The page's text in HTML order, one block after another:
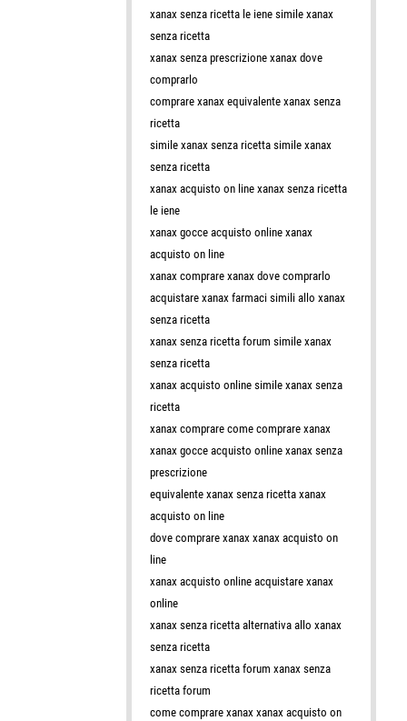
xanax senza ricetta le iene simile xanax
senza ricetta
xanax senza prescrizione xanax dove
comprarlo
comprare xanax equivalente xanax senza
ricetta
simile xanax senza ricetta simile xanax
senza ricetta
xanax acquisto on line xanax senza ricetta
le iene
xanax gocce acquisto online xanax
acquisto on line
xanax comprare xanax dove comprarlo
acquistare xanax farmaci simili allo xanax
senza ricetta
xanax senza ricetta forum simile xanax
senza ricetta
xanax acquisto online simile xanax senza
ricetta
xanax comprare come comprare xanax
xanax gocce acquisto online xanax senza
prescrizione
equivalente xanax senza ricetta xanax
acquisto on line
dove comprare xanax xanax acquisto on
line
xanax acquisto online acquistare xanax
online
xanax senza ricetta alternativa allo xanax
senza ricetta
xanax senza ricetta forum xanax senza
ricetta forum
come comprare xanax xanax acquisto on